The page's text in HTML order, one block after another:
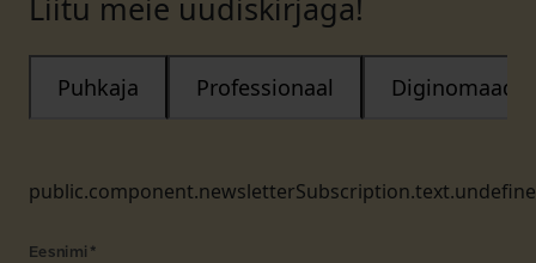
Liitu meie uudiskirjaga!
Puhkaja Professionaal Diginomaad
Eesnimi *